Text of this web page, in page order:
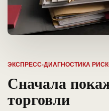
ЭКСПРЕСС-ДИАГНОСТИКА
Сначала
торговли